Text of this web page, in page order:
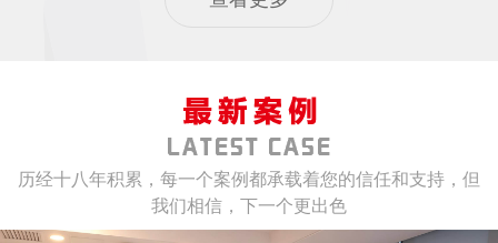
历经十八年积累，每一个案例都承载着您的信任和支持，但
我们相信，下一个更出色